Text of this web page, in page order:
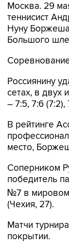
Москва. 29
теннисист
Нуну Боржеша
Большого
Россиянину
сетах, в двух
– 7:5, 7:6 (7:2),
В рейтинге
место,
Соперником
победитель
№7 в мировом
(Чехия, 27).
Матчи
покрытии.